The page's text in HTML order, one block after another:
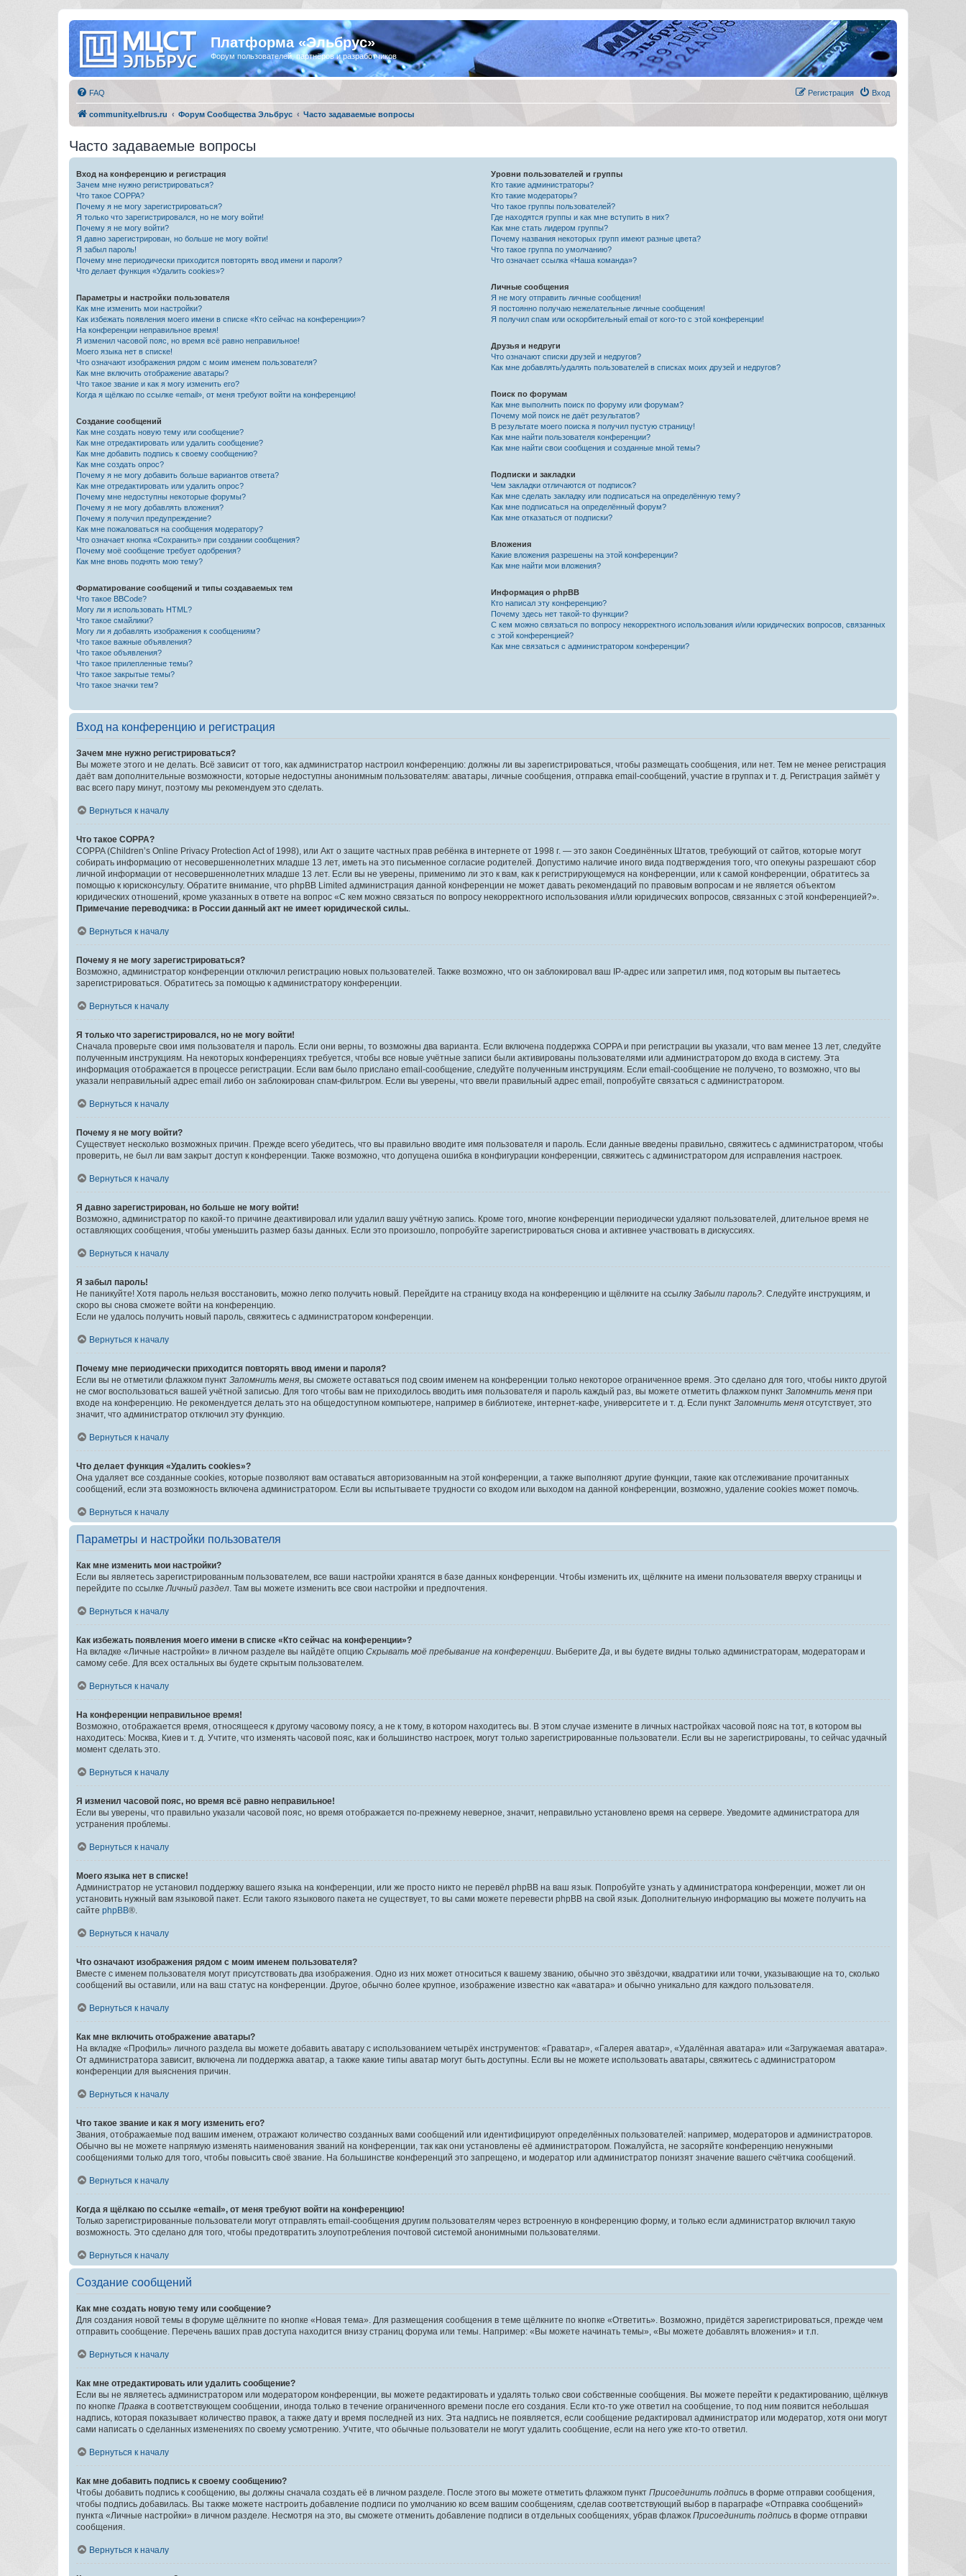
Платформа «Эльбрус»
Форум пользователей, партнёров и разработчиков
FAQ Вход
Регистрация
community.elbrus.ru Форум Сообщества Эльбрус Часто задаваемые вопросы
Часто задаваемые вопросы
Вход на конференцию и регистрация
Зачем мне нужно регистрироваться?
Что такое COPPA?
Почему я не могу зарегистрироваться?
Я только что зарегистрировался, но не могу войти!
Почему я не могу войти?
Я давно зарегистрирован, но больше не могу войти!
Я забыл пароль!
Почему мне периодически приходится повторять ввод имени и пароля?
Что делает функция «Удалить cookies»?
Параметры и настройки пользователя
Как мне изменить мои настройки?
Как избежать появления моего имени в списке «Кто сейчас на конференции»?
На конференции неправильное время!
Я изменил часовой пояс, но время всё равно неправильное!
Моего языка нет в списке!
Что означают изображения рядом с моим именем пользователя?
Как мне включить отображение аватары?
Что такое звание и как я могу изменить его?
Когда я щёлкаю по ссылке «email», от меня требуют войти на конференцию!
Создание сообщений
Как мне создать новую тему или сообщение?
Как мне отредактировать или удалить сообщение?
Как мне добавить подпись к своему сообщению?
Как мне создать опрос?
Почему я не могу добавить больше вариантов ответа?
Как мне отредактировать или удалить опрос?
Почему мне недоступны некоторые форумы?
Почему я не могу добавлять вложения?
Почему я получил предупреждение?
Как мне пожаловаться на сообщения модератору?
Что означает кнопка «Сохранить» при создании сообщения?
Почему моё сообщение требует одобрения?
Как мне вновь поднять мою тему?
Форматирование сообщений и типы создаваемых тем
Что такое BBCode?
Могу ли я использовать HTML?
Что такое смайлики?
Могу ли я добавлять изображения к сообщениям?
Что такое важные объявления?
Что такое объявления?
Что такое прилепленные темы?
Что такое закрытые темы?
Что такое значки тем?
Уровни пользователей и группы
Кто такие администраторы?
Кто такие модераторы?
Что такое группы пользователей?
Где находятся группы и как мне вступить в них?
Как мне стать лидером группы?
Почему названия некоторых групп имеют разные цвета?
Что такое группа по умолчанию?
Что означает ссылка «Наша команда»?
Личные сообщения
Я не могу отправить личные сообщения!
Я постоянно получаю нежелательные личные сообщения!
Я получил спам или оскорбительный email от кого-то с этой конференции!
Друзья и недруги
Что означают списки друзей и недругов?
Как мне добавлять/удалять пользователей в списках моих друзей и недругов?
Поиск по форумам
Как мне выполнить поиск по форуму или форумам?
Почему мой поиск не даёт результатов?
В результате моего поиска я получил пустую страницу!
Как мне найти пользователя конференции?
Как мне найти свои сообщения и созданные мной темы?
Подписки и закладки
Чем закладки отличаются от подписок?
Как мне сделать закладку или подписаться на определённую тему?
Как мне подписаться на определённый форум?
Как мне отказаться от подписки?
Вложения
Какие вложения разрешены на этой конференции?
Как мне найти мои вложения?
Информация о phpBB
Кто написал эту конференцию?
Почему здесь нет такой-то функции?
С кем можно связаться по вопросу некорректного использования и/или юридических вопросов, связанных
с этой конференцией?
Как мне связаться с администратором конференции?
Вход на конференцию и регистрация
Зачем мне нужно регистрироваться?
Вы можете этого и не делать. Всё зависит от того, как администратор настроил конференцию: должны ли вы зарегистрироваться, чтобы размещать сообщения, или нет. Тем не менее регистрация
даёт вам дополнительные возможности, которые недоступны анонимным пользователям: аватары, личные сообщения, отправка email-сообщений, участие в группах и т. д. Регистрация займёт у
вас всего пару минут, поэтому мы рекомендуем это сделать.
Вернуться к началу
Что такое COPPA?
COPPA (Children’s Online Privacy Protection Act of 1998), или Акт о защите частных прав ребёнка в интернете от 1998 г. — это закон Соединённых Штатов, требующий от сайтов, которые могут
собирать информацию от несовершеннолетних младше 13 лет, иметь на это письменное согласие родителей. Допустимо наличие иного вида подтверждения того, что опекуны разрешают сбор
личной информации от несовершеннолетних младше 13 лет. Если вы не уверены, применимо ли это к вам, как к регистрирующемуся на конференции, или к самой конференции, обратитесь за
помощью к юрисконсульту. Обратите внимание, что phpBB Limited администрация данной конференции не может давать рекомендаций по правовым вопросам и не является объектом
юридических отношений, кроме указанных в ответе на вопрос «С кем можно связаться по вопросу некорректного использования и/или юридических вопросов, связанных с этой конференцией?».
Примечание переводчика: в России данный акт не имеет юридической силы.
Вернуться к началу
Почему я не могу зарегистрироваться?
Возможно, администратор конференции отключил регистрацию новых пользователей. Также возможно, что он заблокировал ваш IP-адрес или запретил имя, под которым вы пытаетесь
зарегистрироваться. Обратитесь за помощью к администратору конференции.
Вернуться к началу
Я только что зарегистрировался, но не могу войти!
Сначала проверьте свои имя пользователя и пароль. Если они верны, то возможны два варианта. Если включена поддержка COPPA и при регистрации вы указали, что вам менее 13 лет, следуйте
полученным инструкциям. На некоторых конференциях требуется, чтобы все новые учётные записи были активированы пользователями или администратором до входа в систему. Эта
информация отображается в процессе регистрации. Если вам было прислано email-сообщение, следуйте полученным инструкциям. Если email-сообщение не получено, то возможно, что вы
указали неправильный адрес email либо он заблокирован спам-фильтром. Если вы уверены, что ввели правильный адрес email, попробуйте связаться с администратором.
Вернуться к началу
Почему я не могу войти?
Существует несколько возможных причин. Прежде всего убедитесь, что вы правильно вводите имя пользователя и пароль. Если данные введены правильно, свяжитесь с администратором, чтобы
проверить, не был ли вам закрыт доступ к конференции. Также возможно, что допущена ошибка в конфигурации конференции, свяжитесь с администратором для исправления настроек.
Вернуться к началу
Я давно зарегистрирован, но больше не могу войти!
Возможно, администратор по какой-то причине деактивировал или удалил вашу учётную запись. Кроме того, многие конференции периодически удаляют пользователей, длительное время не
оставляющих сообщения, чтобы уменьшить размер базы данных. Если это произошло, попробуйте зарегистрироваться снова и активнее участвовать в дискуссиях.
Вернуться к началу
Я забыл пароль!
Не паникуйте! Хотя пароль нельзя восстановить, можно легко получить новый. Перейдите на страницу входа на конференцию и щёлкните на ссылку Забыли пароль? . Следуйте инструкциям, и
скоро вы снова сможете войти на конференцию.
Если не удалось получить новый пароль, свяжитесь с администратором конференции.
Вернуться к началу
Почему мне периодически приходится повторять ввод имени и пароля?
Если вы не отметили флажком пункт Запомнить меня , вы сможете оставаться под своим именем на конференции только некоторое ограниченное время. Это сделано для того, чтобы никто другой
не смог воспользоваться вашей учётной записью. Для того чтобы вам не приходилось вводить имя пользователя и пароль каждый раз, вы можете отметить флажком пункт Запомнить меня при
входе на конференцию. Не рекомендуется делать это на общедоступном компьютере, например в библиотеке, интернет-кафе, университете и т. д. Если пункт Запомнить меня отсутствует, это
значит, что администратор отключил эту функцию.
Вернуться к началу
Что делает функция «Удалить cookies»?
Она удаляет все созданные cookies, которые позволяют вам оставаться авторизованным на этой конференции, а также выполняют другие функции, такие как отслеживание прочитанных
сообщений, если эта возможность включена администратором. Если вы испытываете трудности со входом или выходом на данной конференции, возможно, удаление cookies может помочь.
Вернуться к началу
Параметры и настройки пользователя
Как мне изменить мои настройки?
Если вы являетесь зарегистрированным пользователем, все ваши настройки хранятся в базе данных конференции. Чтобы изменить их, щёлкните на имени пользователя вверху страницы и
перейдите по ссылке Личный раздел . Там вы можете изменить все свои настройки и предпочтения.
Вернуться к началу
Как избежать появления моего имени в списке «Кто сейчас на конференции»?
На вкладке «Личные настройки» в личном разделе вы найдёте опцию Скрывать моё пребывание на конференции . Выберите Да , и вы будете видны только администраторам, модераторам и
самому себе. Для всех остальных вы будете скрытым пользователем.
Вернуться к началу
На конференции неправильное время!
Возможно, отображается время, относящееся к другому часовому поясу, а не к тому, в котором находитесь вы. В этом случае измените в личных настройках часовой пояс на тот, в котором вы
находитесь: Москва, Киев и т. д. Учтите, что изменять часовой пояс, как и большинство настроек, могут только зарегистрированные пользователи. Если вы не зарегистрированы, то сейчас удачный
момент сделать это.
Вернуться к началу
Я изменил часовой пояс, но время всё равно неправильное!
Если вы уверены, что правильно указали часовой пояс, но время отображается по-прежнему неверное, значит, неправильно установлено время на сервере. Уведомите администратора для
устранения проблемы.
Вернуться к началу
Моего языка нет в списке!
Администратор не установил поддержку вашего языка на конференции, или же просто никто не перевёл phpBB на ваш язык. Попробуйте узнать у администратора конференции, может ли он
установить нужный вам языковой пакет. Если такого языкового пакета не существует, то вы сами можете перевести phpBB на свой язык. Дополнительную информацию вы можете получить на
сайте phpBB®.
Вернуться к началу
Что означают изображения рядом с моим именем пользователя?
Вместе с именем пользователя могут присутствовать два изображения. Одно из них может относиться к вашему званию, обычно это звёздочки, квадратики или точки, указывающие на то, сколько
сообщений вы оставили, или на ваш статус на конференции. Другое, обычно более крупное, изображение известно как «аватара» и обычно уникально для каждого пользователя.
Вернуться к началу
Как мне включить отображение аватары?
На вкладке «Профиль» личного раздела вы можете добавить аватару с использованием четырёх инструментов: «Граватар», «Галерея аватар», «Удалённая аватара» или «Загружаемая аватара».
От администратора зависит, включена ли поддержка аватар, а также какие типы аватар могут быть доступны. Если вы не можете использовать аватары, свяжитесь с администратором
конференции для выяснения причин.
Вернуться к началу
Что такое звание и как я могу изменить его?
Звания, отображаемые под вашим именем, отражают количество созданных вами сообщений или идентифицируют определённых пользователей: например, модераторов и администраторов.
Обычно вы не можете напрямую изменять наименования званий на конференции, так как они установлены её администратором. Пожалуйста, не засоряйте конференцию ненужными
сообщениями только для того, чтобы повысить своё звание. На большинстве конференций это запрещено, и модератор или администратор понизят значение вашего счётчика сообщений.
Вернуться к началу
Когда я щёлкаю по ссылке «email», от меня требуют войти на конференцию!
Только зарегистрированные пользователи могут отправлять email-сообщения другим пользователям через встроенную в конференцию форму, и только если администратор включил такую
возможность. Это сделано для того, чтобы предотвратить злоупотребления почтовой системой анонимными пользователями.
Вернуться к началу
Создание сообщений
Как мне создать новую тему или сообщение?
Для создания новой темы в форуме щёлкните по кнопке «Новая тема». Для размещения сообщения в теме щёлкните по кнопке «Ответить». Возможно, придётся зарегистрироваться, прежде чем
отправить сообщение. Перечень ваших прав доступа находится внизу страниц форума или темы. Например: «Вы можете начинать темы», «Вы можете добавлять вложения» и т.п.
Вернуться к началу
Как мне отредактировать или удалить сообщение?
Если вы не являетесь администратором или модератором конференции, вы можете редактировать и удалять только свои собственные сообщения. Вы можете перейти к редактированию, щёлкнув
по кнопке Правка в соответствующем сообщении, иногда только в течение ограниченного времени после его создания. Если кто-то уже ответил на сообщение, то под ним появится небольшая
надпись, которая показывает количество правок, а также дату и время последней из них. Эта надпись не появляется, если сообщение редактировал администратор или модератор, хотя они могут
сами написать о сделанных изменениях по своему усмотрению. Учтите, что обычные пользователи не могут удалить сообщение, если на него уже кто-то ответил.
Вернуться к началу
Как мне добавить подпись к своему сообщению?
Чтобы добавить подпись к сообщению, вы должны сначала создать её в личном разделе. После этого вы можете отметить флажком пункт Присоединить подпись в форме отправки сообщения,
чтобы подпись добавилась. Вы также можете настроить добавление подписи по умолчанию ко всем вашим сообщениям, сделав соответствующий выбор в параграфе «Отправка сообщений»
пункта «Личные настройки» в личном разделе. Несмотря на это, вы сможете отменить добавление подписи в отдельных сообщениях, убрав флажок Присоединить подпись в форме отправки
сообщения.
Вернуться к началу